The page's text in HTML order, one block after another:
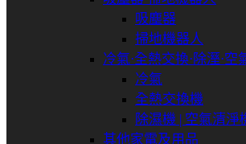
吸塵器
掃地機器人
冷氣⋅全熱交換⋅除溼⋅空
冷氣
全熱交換機
除濕機 | 空氣清淨
其他家電及用品